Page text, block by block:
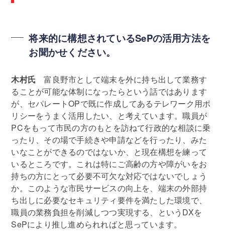
将来的に構想されているSePの活用方法を
お聞かせください。
木村氏 富良野市として端末を外に持ち出して業務す
ることが可能な体制になったらという話ではあります
が、セパレートOPで既に作成してあるテレワーク用ポ
リシーをうまく活用したい、と考えています。職員が
PCをもって市民の方のもとを訪ねて行政的な相談に乗
ったり、その場で手続きや申請などを行ったり、みた
いなことができるのではないか、と現在構想を練って
いるところです。これは特にご高齢の方や障がいをお
持ちの方にとって必要不可欠な対応ではないでしょう
か。このような市民サービスの向上を、端末の外部持
ち出しに必要なセキュリティ要件を満たした環境で、
職員の業務負担を削減しつつ実現する、というDXを
SePにより推し進められればと思っています。